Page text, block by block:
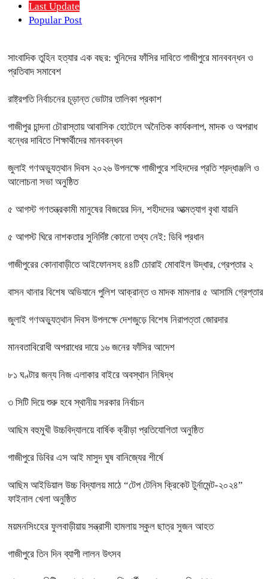
Last Update
Popular Post
সাংবাদিক তুহিন হত্যার এক বছর: খুনিদের ফাঁসির দাবিতে গাজীপুরে মানববন্ধন ও
প্রতিবাদ সমাবেশ
রাষ্ট্রপতি নির্বাচনের চূড়ান্ত ভোটার তালিকা প্রকাশ
গাজীপুর চান্দনা চৌরাস্তায় আবাসিক হোটেলে অনৈতিক কার্যকলাপ, মাদক ও অপরাধ
বন্ধের দাবিতে শিক্ষার্থীদের মানববন্ধন
জুলাই গণঅভ্যুত্থান দিবস ২০২৬ উপলক্ষে গাজীপুরে শহিদদের প্রতি শ্রদ্ধাঞ্জলি ও
আলোচনা সভা অনুষ্ঠিত
৫ আগস্ট গণতন্ত্রকামী মানুষের বিজয়ের দিন, শহীদদের আত্মত্যাগ বৃথা যায়নি
৫ আগস্ট ঘিরে নাশকতার সুনির্দিষ্ট কোনো তথ্য নেই: ডিবি প্রধান
গাজীপুরের কোনাবাড়ীতে আইফোনসহ ৪৪টি চোরাই মোবাইল উদ্ধার, গ্রেপ্তার ২
বাসন থানার বিশেষ অভিযানে পুলিশ আক্রান্ত ও মাদক মামলার ৫ আসামি গ্রেপ্তার
জুলাই গণঅভ্যুত্থান দিবস উপলক্ষে দেশজুড়ে বিশেষ নিরাপত্তা জোরদার
মানবতাবিরোধী অপরাধের দায়ে ১৬ জনের ফাঁসির আদেশ
৮১ ঘণ্টার জন্য নিজ এলাকার বাইরে অবস্থান নিষিদ্ধ
৩ সিটি দিয়ে শুরু হবে স্থানীয় সরকার নির্বাচন
আছিম বহুমুখী উচ্চবিদ্যালয়ে বার্ষিক ক্রীড়া প্রতিযোগিতা অনুষ্ঠিত
গাজীপুরে ডিবির এস আই মাসুদ ঘুষ বানিজ্যের শীর্ষে
আছিম আইডিয়াল উচ্চ বিদ্যালয় মাঠে “টেপ টেনিস ক্রিকেট টুর্নামেন্ট-২০২৪”
ফাইনাল খেলা অনুষ্ঠিত
ময়মনসিংহের ফুলবাড়ীয়ায় সন্ত্রাসী হামলায় স্কুল ছাত্র সুজন আহত
গাজীপুরে তিন দিন ব্যাপী লালন উৎসব